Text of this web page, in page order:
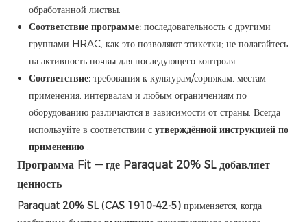
обработанной листвы.
Соответствие программе:последовательность с другими
группами HRAC, как это позволяют этикетки; не полагайтесь
на активность почвы для последующего контроля.
Соответствие:требования к культурам/сорнякам, местам
применения, интервалам и любым ограничениям по
оборудованию различаются в зависимости от страны. Всегда
используйте в соответствии с утверждённой инструкцией по
применению.
Программа Fit — где Paraquat 20% SL добавляет
ценность
Paraquat 20% SL (CAS 1910-42-5) применяется, когда